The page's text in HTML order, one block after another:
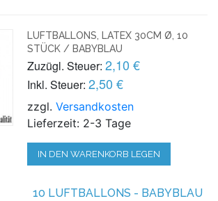
LUFTBALLONS, LATEX 30CM Ø, 10
STÜCK / BABYBLAU
Zuzügl. Steuer: 2,10 €
Inkl. Steuer: 2,50 €
zzgl.Versandkosten
Lieferzeit: 2-3 Tage
IN DEN WARENKORB LEGEN
10 LUFTBALLONS - BABYBLAU